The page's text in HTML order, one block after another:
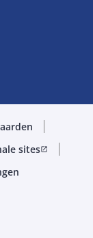
sitesopen_in_new